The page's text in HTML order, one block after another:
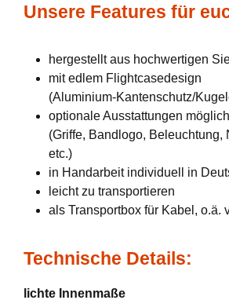
Unsere Features für
hergestellt aus hochwertigen
mit edlem Flightcasedesign
(Aluminium-Kantenschutz/
optionale Ausstattungen möglich
(Griffe, Bandlogo, Beleuchtung,
etc.)
in Handarbeit individuell in
leicht zu transportieren
als Transportbox für Kabel, o.ä.
Technische Details:
lichte Innenmaße